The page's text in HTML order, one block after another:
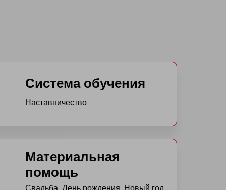
Система обучения
Наставничество
Материальная
помощь
Свадьба, День рождения, Новый год,